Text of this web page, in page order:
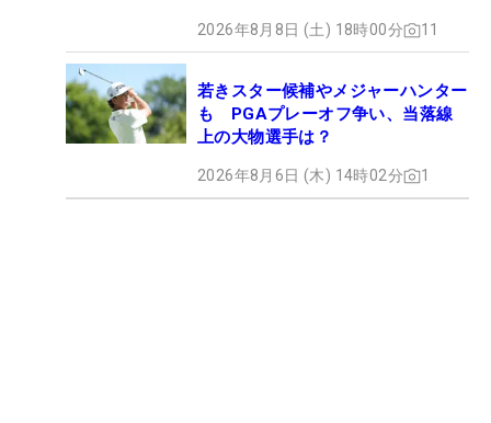
2026年8月8日 (土) 18時00分 11
若きスター候補やメジャーハンター
も PGAプレーオフ争い、当落線
上の大物選手は？
2026年8月6日 (木) 14時02分 1